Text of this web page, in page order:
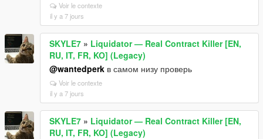
Voir le contexte
il y a 7 jours
SKYLE7 » Liquidator — Real Contract Killer [EN,
RU, IT, FR, KO] (Legacy)
@wantedperk в самом низу проверь
Voir le contexte
il y a 7 jours
SKYLE7 » Liquidator — Real Contract Killer [EN,
RU, IT, FR, KO] (Legacy)